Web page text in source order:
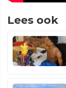
Lees ook